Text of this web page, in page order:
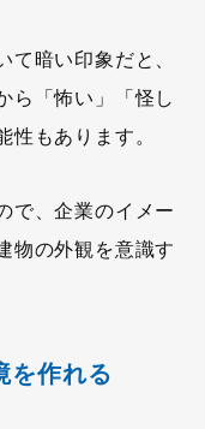
て暗い印象だと、
ら「怖い」「怪し
性もあります。
で、企業のイメー
物の外観を意識す
を作れる